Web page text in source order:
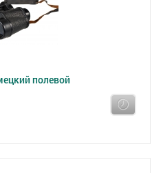
полевой